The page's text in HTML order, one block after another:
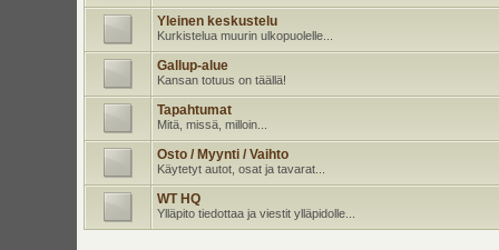
Yleinen keskustelu
Kurkistelua muurin ulkopuolelle...
Gallup-alue
Kansan totuus on täällä!
Tapahtumat
Mitä, missä, milloin...
Osto / Myynti / Vaihto
Käytetyt autot, osat ja tavarat...
WT HQ
Ylläpito tiedottaa ja viestit ylläpidolle...